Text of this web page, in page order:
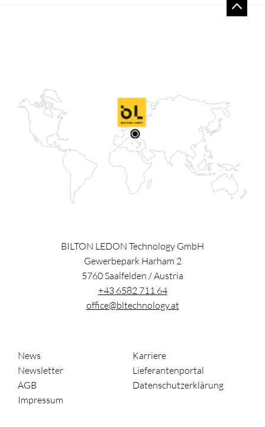
BILTON LEDON Technology GmbH
Gewerbepark Harham 2
5760Saalfelden /Austria
+43 6582 711 64
office@bltechnology.at
News
Karriere
Newsletter
Lieferantenportal
AGB
Datenschutzerklärung
Impressum